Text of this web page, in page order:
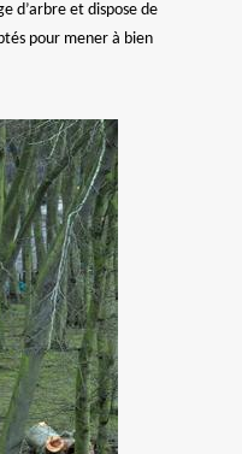
d’arbre et dispose de
pour mener à bien